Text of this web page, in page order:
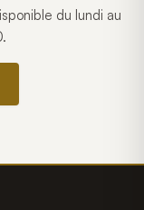
du lundi au